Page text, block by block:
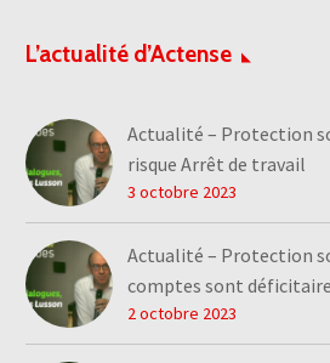
L’actualité d’Actense
Actualité – Protection
risque Arrêt de travail
3 octobre 2023
Actualité – Protection
comptes sont
2 octobre 2023